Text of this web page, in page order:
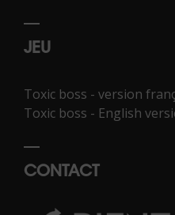
JEU
Toxic boss - version
Toxic boss - English
CONTACT